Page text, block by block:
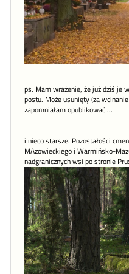
ps. Mam wrażenie, że już dziś je
postu. Może usunięty (za
zapomniałam opublikować ...
i nieco starsze. Pozostałości
MAzowieckiego i Warmińsko-
nadgranicznych wsi po stronie